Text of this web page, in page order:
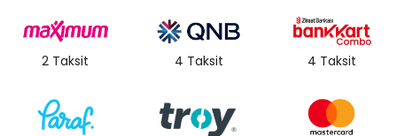
2 Taksit 4 Taksit 4 Taksit